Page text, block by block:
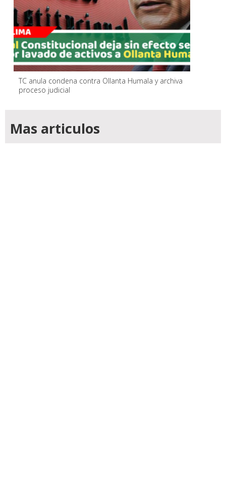
TC anula condena contra Ollanta Humala y archiva
proceso judicial
Mas articulos